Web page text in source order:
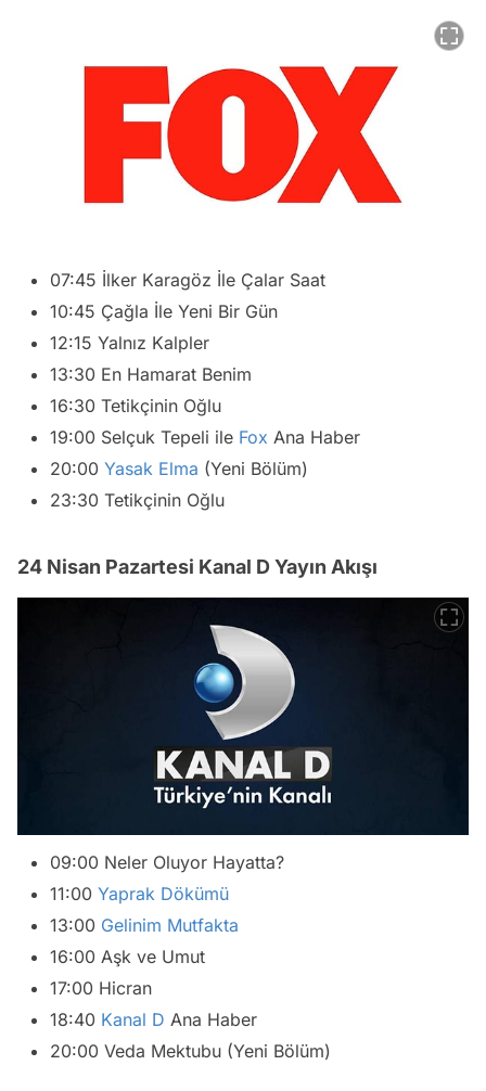
07:45 İlker Karagöz İle Çalar Saat
10:45 Çağla İle Yeni Bir Gün
12:15 Yalnız Kalpler
13:30 En Hamarat Benim
16:30 Tetikçinin Oğlu
19:00 Selçuk Tepeli ile Fox Ana Haber
20:00 Yasak Elma (Yeni Bölüm)
23:30 Tetikçinin Oğlu
24 Nisan Pazartesi Kanal D Yayın Akışı
09:00 Neler Oluyor Hayatta?
11:00 Yaprak Dökümü
13:00 Gelinim Mutfakta
16:00 Aşk ve Umut
17:00 Hicran
18:40 Kanal D Ana Haber
20:00 Veda Mektubu (Yeni Bölüm)